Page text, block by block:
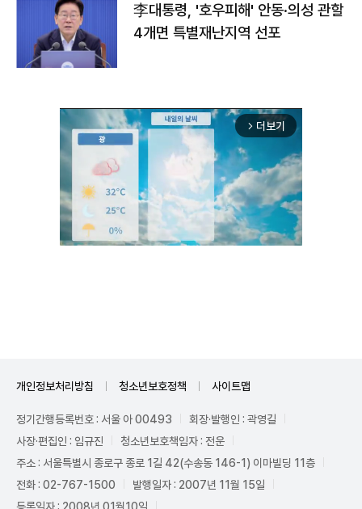
李대통령, '호우피해' 안동·의성 관할
4개면 특별재난지역 선포
arrow_forward_ios 더보기
개인정보처리방침 청소년보호정책 사이트맵
정기간행등록번호 : 서울 아 00493
회장·발행인 : 곽영길
사장·편집인 : 임규진
청소년보호책임자 : 전운
주소 : 서울특별시 종로구 종로 1길 42(수송동 146-1) 이마빌딩 11층
전화 : 02-767-1500
발행일자 : 2007년 11월 15일